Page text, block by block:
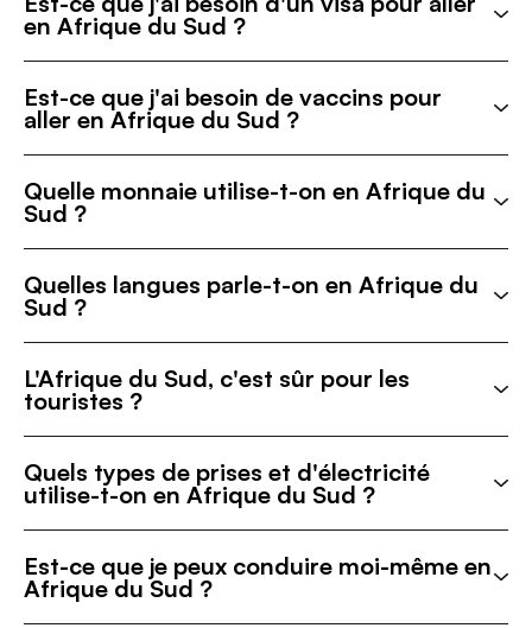
en Afrique du Sud ?
Est-ce que j'ai besoin de vaccins pour
aller en Afrique du Sud ?
Quelle monnaie utilise-t-on en Afrique du
Sud ?
Quelles langues parle-t-on en Afrique du
Sud ?
L'Afrique du Sud, c'est sûr pour les
touristes ?
Quels types de prises et d'électricité
utilise-t-on en Afrique du Sud ?
Est-ce que je peux conduire moi-même en
Afrique du Sud ?